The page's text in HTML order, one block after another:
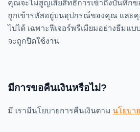
คุณจะไม่สูญเสียสิทธิ์การเข้าถึงบันทึก
ถูกเข้ารหัสอยู่บนอุปกรณ์ของคุณ และ
ไปได้ เฉพาะฟีเจอร์พรีเมียมอย่างธีมแบ
จะถูกปิดใช้งาน
มีการขอคืนเงินหรือไม่?
มี เรามีนโยบายการคืนเงินตาม นโยบา